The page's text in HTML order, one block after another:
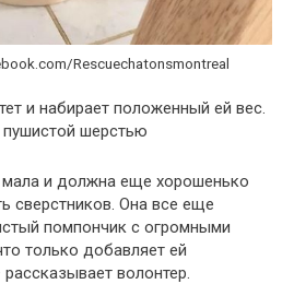
Rescuechatonsmontreal
и набирает положенный ей вес.
шерстью
и должна еще хорошенько
сверстников. Она все еще
помпончик с огромными
только добавляет ей
волонтер.